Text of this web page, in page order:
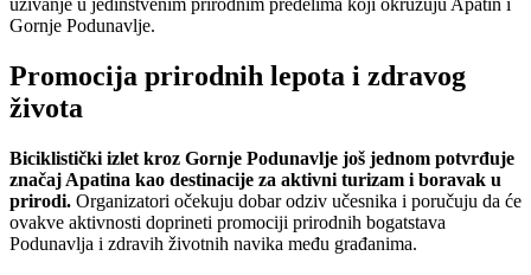
uživanje u jedinstvenim prirodnim predelima koji okružuju Apatin i
Gornje Podunavlje.
Promocija prirodnih lepota i zdravog
života
Biciklistički izlet kroz Gornje Podunavlje još jednom potvrđuje
značaj Apatina kao destinacije za aktivni turizam i boravak u
prirodi. Organizatori očekuju dobar odziv učesnika i poručuju da će
ovakve aktivnosti doprineti promociji prirodnih bogatstava
Podunavlja i zdravih životnih navika među građanima.